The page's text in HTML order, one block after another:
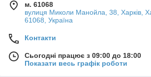
м. 61068
вулиця Миколи Манойла, 38, Харків,
61068, Україна
Контакти
Сьогодні працює з 09:00 до 18:00
Показати весь графік роботи